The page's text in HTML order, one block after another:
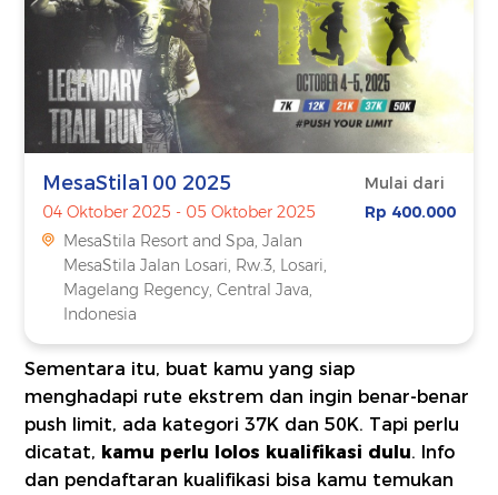
MesaStila100 2025
04 Oktober 2025 - 05 Oktober 2025
MesaStila Resort and Spa, Jalan
MesaStila Jalan Losari, Rw.3, Losari,
Magelang Regency, Central Java,
Indonesia
Mulai dari
Rp 400.000
Sementara itu, buat kamu yang siap
menghadapi rute ekstrem dan ingin benar-benar
push limit, ada kategori 37K dan 50K. Tapi perlu
dicatat, kamu perlu lolos kualifikasi dulu. Info
dan pendaftaran kualifikasi bisa kamu temukan